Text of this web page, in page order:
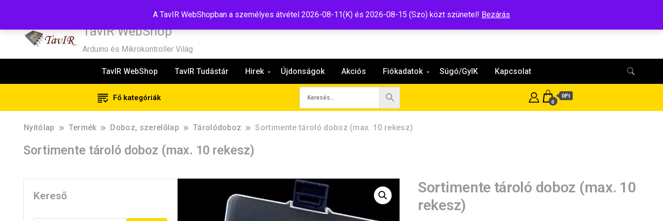
A TavIR WebShopban a személyes átvétel 2026-08-11(K) és 2026-08-15 (Szo) közt szünetel! Bezárás
TavIR WebShop
Arduino és Mikrokontroller Világ
TavIR WebShop TavIR Tudástár Hirek Újdonságok Akciós Fiókadatok Súgó/GyIK Kapcsolat
Fő kategóriák 0
0Ft
Nyitólap Termék Doboz, szerelőlap Tárolódoboz Sortimente tároló doboz (max. 10 rekesz)
Sortimente tároló doboz (max. 10 rekesz)
Sortimente tároló doboz (max. 10
rekesz)
Kereső